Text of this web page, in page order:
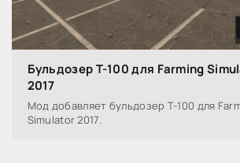
Бульдозер Т-100 для Farming
2017
Мод добавляет бульдозер Т-100 для
Simulator 2017.